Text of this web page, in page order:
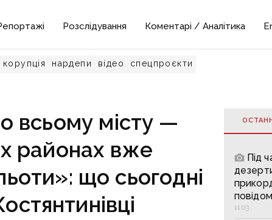
Розслідування Коментарі / Аналітика
корупція нардепи відео спецпроєкти
всьому місту —
районах вже
що сьогодні
Під
11:03